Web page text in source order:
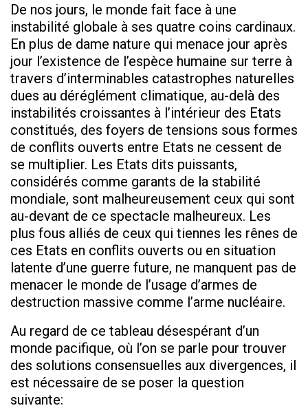
De nos jours, le monde fait face à une
instabilité globale à ses quatre coins cardinaux.
En plus de dame nature qui menace jour après
jour l’existence de l’espèce humaine sur terre à
travers d’interminables catastrophes naturelles
dues au déréglément climatique, au-delà des
instabilités croissantes à l’intérieur des Etats
constitués, des foyers de tensions sous formes
de conflits ouverts entre Etats ne cessent de
se multiplier. Les Etats dits puissants,
considérés comme garants de la stabilité
mondiale, sont malheureusement ceux qui sont
au-devant de ce spectacle malheureux. Les
plus fous alliés de ceux qui tiennes les rênes de
ces Etats en conflits ouverts ou en situation
latente d’une guerre future, ne manquent pas de
menacer le monde de l’usage d’armes de
destruction massive comme l’arme nucléaire.
Au regard de ce tableau désespérant d’un
monde pacifique, où l’on se parle pour trouver
des solutions consensuelles aux divergences, il
est nécessaire de se poser la question
suivante: